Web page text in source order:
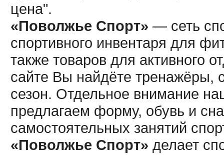
цена".
«Поволжье Спорт» — сеть
спортивного инвентаря для
также товаров для активного
сайте Вы найдёте тренажёры,
сезон. Отдельное внимание
предлагаем форму, обувь и
самостоятельных занятий
«Поволжье Спорт» делает